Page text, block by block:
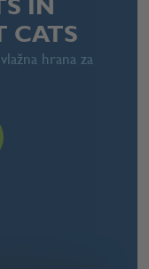
IN
CATS
hrana za